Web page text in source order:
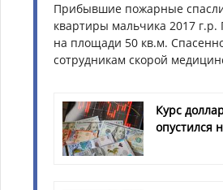
Прибывшие пожарные
квартиры мальчика 2017
на площади 50 кв.м.
сотрудникам скорой
Курс
опустился